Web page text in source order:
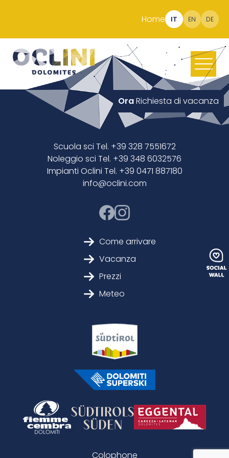
Home IT EN DE
OraRichiesta di vacanza
Scuola sci Tel. +39 328 7551672
Noleggio sci Tel. +39 348 6032576
Impianti Oclini Tel. +39 0471 887180
info@oclini.com
Come arrivare
Vacanza
Prezzi
Meteo
Colophone